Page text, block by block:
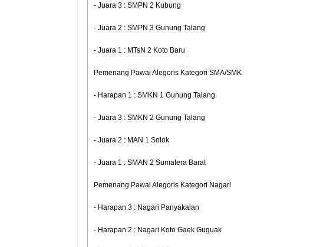
- Juara 3 : SMPN 2 Kubung
- Juara 2 : SMPN 3 Gunung Talang
- Juara 1 : MTsN 2 Koto Baru
Pemenang Pawai Alegoris Kategori SMA/SMK
- Harapan 1 : SMKN 1 Gunung Talang
- Juara 3 : SMKN 2 Gunung Talang
- Juara 2 : MAN 1 Solok
- Juara 1 : SMAN 2 Sumatera Barat
Pemenang Pawai Alegoris Kategori Nagari
- Harapan 3 : Nagari Panyakalan
- Harapan 2 : Nagari Koto Gaek Guguak